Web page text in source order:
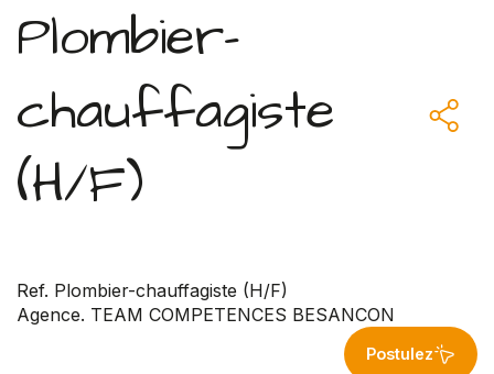
Plombier-
chauffagiste
(H/F)
Ref. Plombier-chauffagiste (H/F)
Agence. TEAM COMPETENCES BESANCON
Postulez